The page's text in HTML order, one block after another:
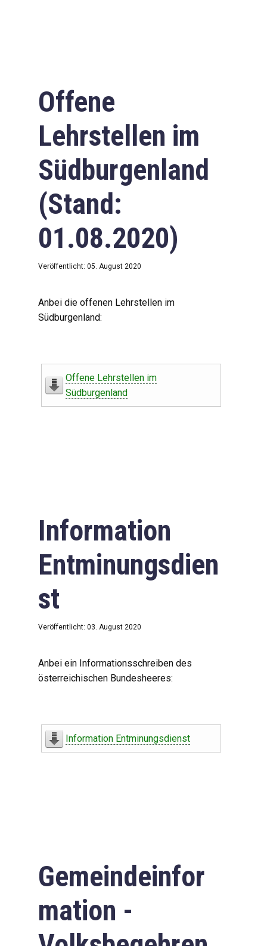
Offene
Lehrstellen im
Südburgenland
(Stand:
01.08.2020)
Veröffentlicht: 05. August 2020
Anbei die offenen Lehrstellen im
Südburgenland:
Offene Lehrstellen im
Südburgenland
Information
Entminungsdien
st
Veröffentlicht: 03. August 2020
Anbei ein Informationsschreiben des
österreichischen Bundesheeres:
Information Entminungsdienst
Gemeindeinfor
mation -